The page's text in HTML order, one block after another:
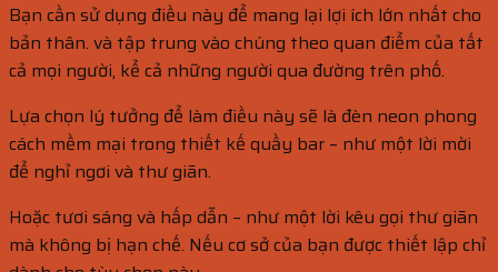
Bạn cần sử dụng điều này để mang lại lợi ích lớn nhất cho
bản thân. và tập trung vào chúng theo quan điểm của tất
cả mọi người, kể cả những người qua đường trên phố.
Lựa chọn lý tưởng để làm điều này sẽ là đèn neon phong
cách mềm mại trong thiết kế quầy bar – như một lời mời
để nghỉ ngơi và thư giãn.
Hoặc tươi sáng và hấp dẫn – như một lời kêu gọi thư giãn
mà không bị hạn chế. Nếu cơ sở của bạn được thiết lập chỉ